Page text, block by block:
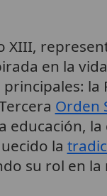
XIII,
en la
la
Orden
educación,
la
su rol en